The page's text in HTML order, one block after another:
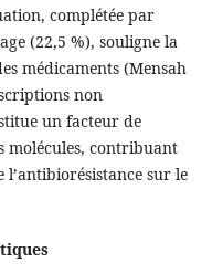
complétée par
(22,5 %), souligne la
médicaments (Mensah
non
un facteur de
molécules, contribuant
l’antibiorésistance sur le